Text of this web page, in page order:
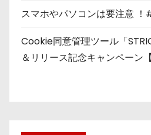
スマホやパソコンは要注意
Cookie同意管理ツール「
＆リリース記念キャンペーン